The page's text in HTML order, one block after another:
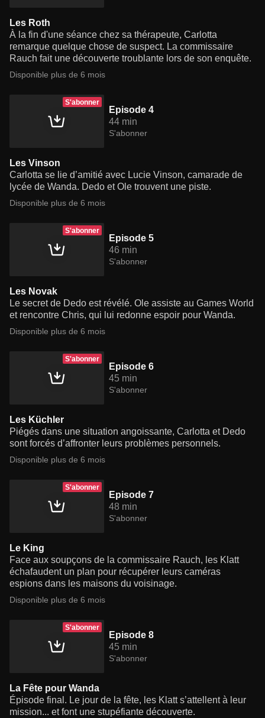
Les Roth
À la fin d'une séance chez sa thérapeute, Carlotta
remarque quelque chose de suspect. La commissaire
Rauch fait une découverte troublante lors de son enquête.
Disponible plus de 6 mois
S'abonner
Episode 4
44 min
S'abonner
Les Vinson
Carlotta se lie d’amitié avec Lucie Vinson, camarade de
lycée de Wanda. Dedo et Ole trouvent une piste.
Disponible plus de 6 mois
S'abonner
Episode 5
46 min
S'abonner
Les Novak
Le secret de Dedo est révélé. Ole assiste au Games World
et rencontre Chris, qui lui redonne espoir pour Wanda.
Disponible plus de 6 mois
S'abonner
Episode 6
45 min
S'abonner
Les Küchler
Piégés dans une situation angoissante, Carlotta et Dedo
sont forcés d’affronter leurs problèmes personnels.
Disponible plus de 6 mois
S'abonner
Episode 7
48 min
S'abonner
Le King
Face aux soupçons de la commissaire Rauch, les Klatt
échafaudent un plan pour récupérer leurs caméras
espions dans les maisons du voisinage.
Disponible plus de 6 mois
S'abonner
Episode 8
45 min
S'abonner
La Fête pour Wanda
Épisode final. Le jour de la fête, les Klatt s’attellent à leur
mission... et font une stupéfiante découverte.